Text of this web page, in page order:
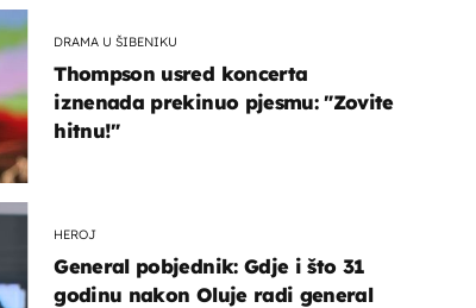
DRAMA U ŠIBENIKU
Thompson usred koncerta
iznenada prekinuo pjesmu: "Zovite
hitnu!"
HEROJ
General pobjednik: Gdje i što 31
godinu nakon Oluje radi general